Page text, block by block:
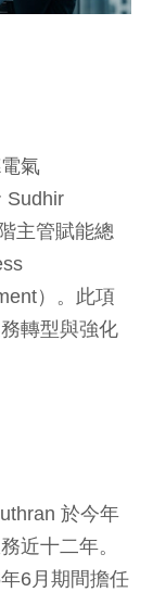
氣
Sudhir
主管賦能總
）。此項
轉型與強化
於今年
近十二年。
6月期間擔任